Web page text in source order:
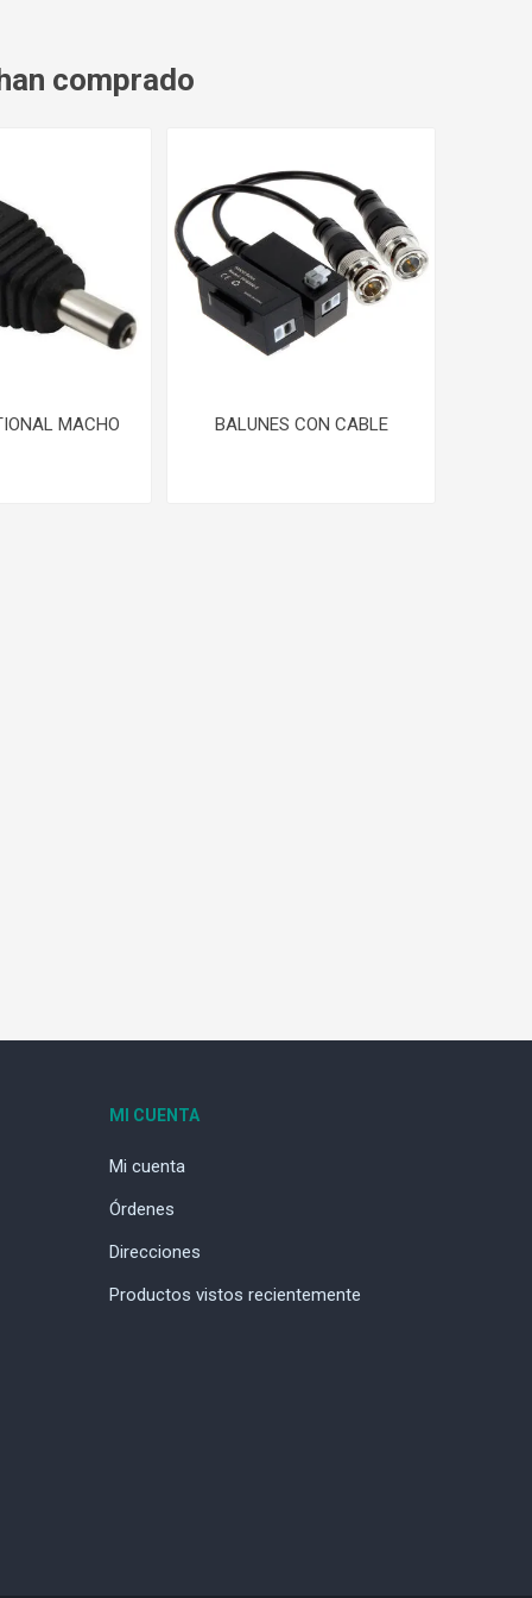
comprado
MACHO BALUNES CON CABLE
MI CUENTA
Mi cuenta
Órdenes
Direcciones
Productos vistos recientemente